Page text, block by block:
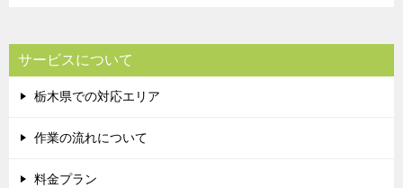
サービスについて
栃木県での対応エリア
作業の流れについて
料金プラン